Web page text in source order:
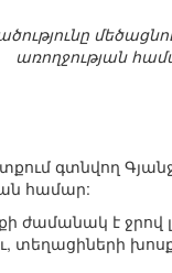
առողջության
գտնվող
համար:
ժամանակ է ջրով
տեղացիների